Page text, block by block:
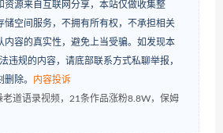
资源来自互联网分享，本站仅做收集整
储空间服务，不拥有所有权，不承担相关
内容的真实性，避免上当受骗。如发现本
违规的内容，请底部联系方式私聊举报，
除。 内容投诉
老道语录视频，21条作品涨粉8.8W，保姆